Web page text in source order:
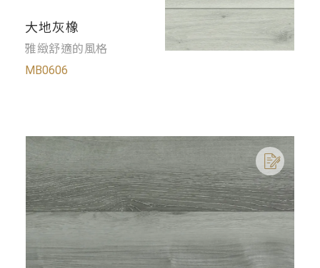
大地灰橡
雅緻舒適的風格
MB0606